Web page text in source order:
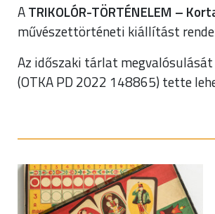
ATRIKOLÓR-TÖRTÉNELEM –
művészettörténeti kiállítást
Az időszaki tárlat
(OTKA PD 2022 148865) tette